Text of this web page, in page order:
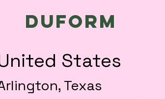
Duform
States
Texas